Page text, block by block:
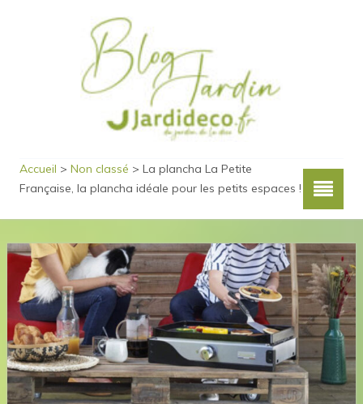
Accueil > Non classé > La plancha La Petite
Française, la plancha idéale pour les petits espaces !